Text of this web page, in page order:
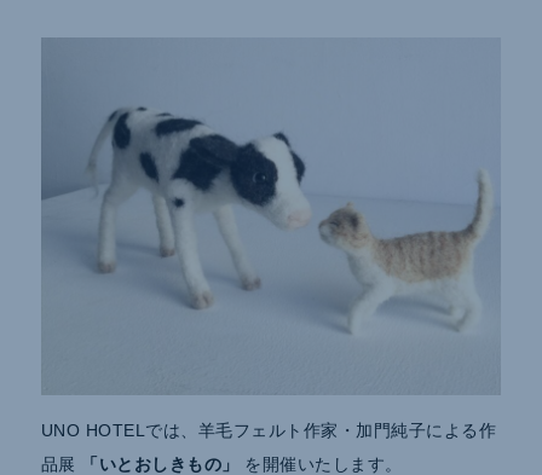
UNO HOTELでは、羊毛フェルト作家・加門純子による作
品展
「いとおしきもの」 を開催いたします。